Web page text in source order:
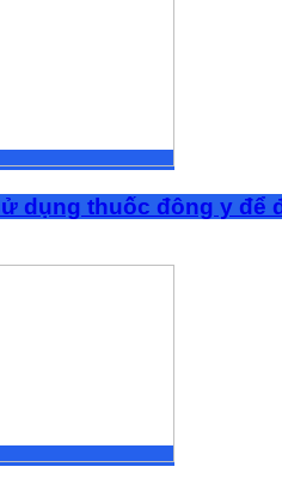
dụng thuốc đông y để